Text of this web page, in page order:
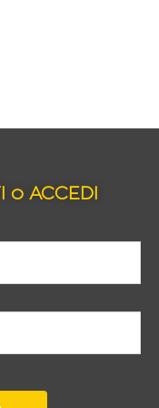
o ACCEDI